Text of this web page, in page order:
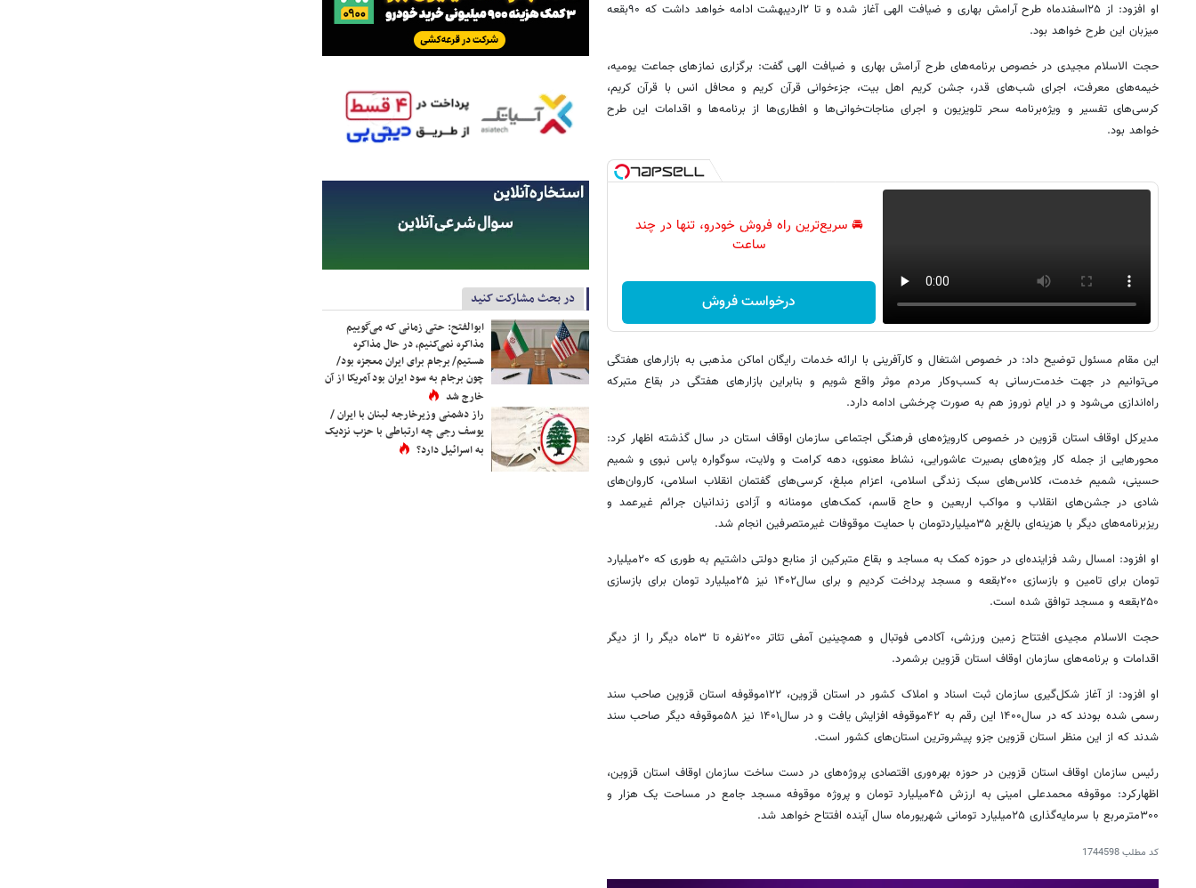
او افزود: از ۲۵اسفندماه طرح آرامش بهاری و ضیافت الهی آغاز شده و تا ۲اردیبهشت ادامه خواهد داشت که ۹۰بقعه
میزبان این طرح خواهد بود.
حجت الاسلام مجیدی در خصوص برنامه‌های طرح آرامش بهاری و ضیافت الهی گفت: برگزاری نمازهای جماعت یومیه،
خیمه‌های معرفت، اجرای شب‌های قدر، جشن کریم اهل بیت، جزءخوانی قرآن کریم و محافل انس با قرآن کریم،
کرسی‌های تفسیر و ویژه‌برنامه سحر تلویزیون و اجرای مناجات‌خوانی‌ها و افطاری‌ها از برنامه‌ها و اقدامات این طرح
خواهد بود.
🚘 سریع‌ترین راه فروش خودرو، تنها در چند
ساعت
درخواست فروش
این مقام مسئول توضیح داد: در خصوص اشتغال و کارآفرینی با ارائه خدمات رایگان اماکن مذهبی به بازارهای هفتگی
می‌توانیم در جهت خدمت‌رسانی به کسب‌وکار مردم موثر واقع شویم و بنابراین بازارهای هفتگی در بقاع متبرکه
راه‌اندازی می‌شود و در ایام نوروز هم به صورت چرخشی ادامه دارد.
مدیرکل اوقاف استان قزوین در خصوص کارویژه‌های فرهنگی اجتماعی سازمان اوقاف استان در سال گذشته اظهار کرد:
محورهایی از جمله کار ویژه‌های بصیرت عاشورایی، نشاط معنوی، دهه کرامت و ولایت، سوگواره یاس نبوی و شمیم
حسینی، شمیم خدمت، کلاس‌های سبک زندگی اسلامی، اعزام مبلغ، کرسی‌های گفتمان انقلاب اسلامی، کاروان‌های
شادی در جشن‌های انقلاب و مواکب اربعین و حاج قاسم، کمک‌های مومنانه و آزادی زندانیان جرائم غیرعمد و
ریزبرنامه‌های دیگر با هزینه‌ای بالغ‌بر ۳۵میلیاردتومان با حمایت موقوفات غیرمتصرفین انجام شد.
او افزود: امسال رشد فزاینده‌ای در حوزه کمک به مساجد و بقاع متبرکین از منابع دولتی داشتیم به طوری که ۲۰میلیارد
تومان برای تامین و بازسازی ۲۰۰بقعه و مسجد پرداخت کردیم و برای سال۱۴۰۲ نیز ۲۵میلیارد تومان برای بازسازی
۲۵۰بقعه و مسجد توافق شده است.
حجت الاسلام مجیدی افتتاح زمین ورزشی، آکادمی فوتبال و همچینین آمفی تئاتر ۲۰۰نفره تا ۳ماه دیگر را از دیگر
اقدامات و برنامه‌های سازمان اوقاف استان قزوین برشمرد.
او افزود: از آغاز شکل‌گیری سازمان ثبت اسناد و املاک کشور در استان قزوین، ۱۲۲موقوفه استان قزوین صاحب سند
رسمی شده بودند که در سال۱۴۰۰ این رقم به ۴۲موقوفه افزایش یافت و در سال۱۴۰۱ نیز ۵۸موقوفه دیگر صاحب سند
شدند که از این منظر استان قزوین جزو پیشروترین استان‌های کشور است.
رئیس سازمان اوقاف استان قزوین در حوزه بهره‌وری اقتصادی پروژه‌های در دست ساخت سازمان اوقاف استان قزوین،
اظهارکرد: موقوفه محمدعلی امینی به ارزش ۴۵میلیارد تومان و پروژه موقوفه مسجد جامع در مساحت یک هزار و
۳۰۰مترمربع با سرمایه‌گذاری ۲۵میلیارد تومانی شهریورماه سال آینده افتتاح خواهد شد.
کد مطلب1744598
در بحث مشارکت کنید
ابوالفتح: حتی زمانی که می‌گوییم
مذاکره نمی‌کنیم، در حال مذاکره
هستیم/ برجام برای ایران معجزه بود/
چون برجام به سود ایران بود آمریکا از آن
خارج شد
راز دشمنی وزیرخارجه لبنان با ایران /
یوسف رجی چه ارتباطی با حزب نزدیک
به اسرائیل دارد؟